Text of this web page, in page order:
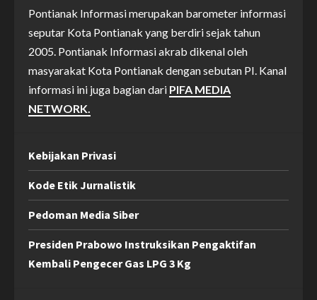
Pontianak Informasi merupakan barometer informasi
seputar Kota Pontianak yang berdiri sejak tahun
2005. Pontianak Informasi akrab dikenal oleh
masyarakat Kota Pontianak dengan sebutan PI. Kanal
informasi ini juga bagian dari PIFA MEDIA
NETWORK.
Kebijakan Privasi
Kode Etik Jurnalistik
Pedoman Media Siber
Presiden Prabowo Instruksikan Pengaktifan
Kembali Pengecer Gas LPG 3 Kg